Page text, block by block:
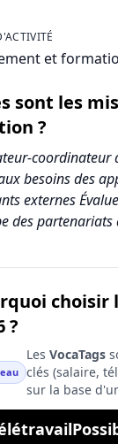
et
sont les
?
besoins des
externes
des
?
Les VocaTags
clés (salaire,
sur la base
des scores du